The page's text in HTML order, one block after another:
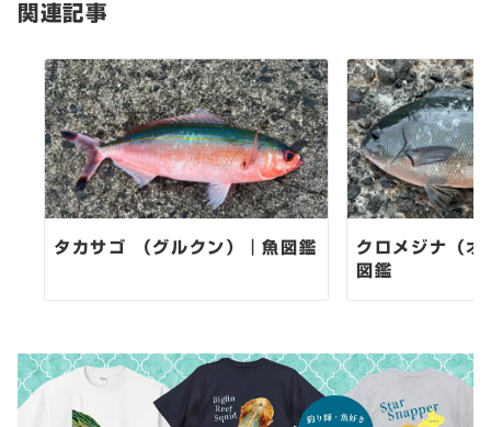
ョ
関連記事
タカサゴ （グルクン）｜魚図鑑
クロメジナ（オ
図鑑